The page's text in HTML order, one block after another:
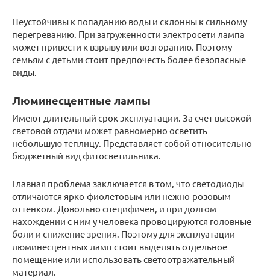
Неустойчивы к попаданию воды и склонны к сильному
перегреванию. При загруженности электросети лампа
может привести к взрыву или возгоранию. Поэтому
семьям с детьми стоит предпочесть более безопасные
виды.
Люминесцентные лампы
Имеют длительный срок эксплуатации. За счет высокой
световой отдачи может равномерно осветить
небольшую теплицу. Представляет собой относительно
бюджетный вид фитосветильника.
Главная проблема заключается в том, что светодиоды
отличаются ярко-фиолетовым или нежно-розовым
оттенком. Довольно специфичен, и при долгом
нахождении с ним у человека провоцируются головные
боли и снижение зрения. Поэтому для эксплуатации
люминесцентных ламп стоит выделять отдельное
помещение или использовать светоотражательный
материал.